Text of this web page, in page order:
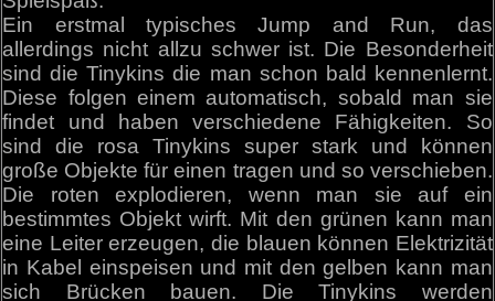
Ein erstmal typisches Jump and Run, das
allerdings nicht allzu schwer ist. Die Besonderheit
sind die Tinykins die man schon bald kennenlernt.
Diese folgen einem automatisch, sobald man sie
findet und haben verschiedene Fähigkeiten. So
sind die rosa Tinykins super stark und können
große Objekte für einen tragen und so verschieben.
Die roten explodieren, wenn man sie auf ein
bestimmtes Objekt wirft. Mit den grünen kann man
eine Leiter erzeugen, die blauen können Elektrizität
in Kabel einspeisen und mit den gelben kann man
sich Brücken bauen. Die Tinykins werden